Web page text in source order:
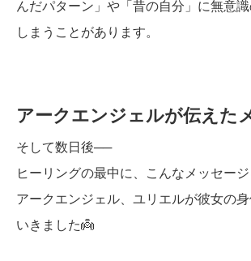
んだパターン」や「昔の自分」に無意
しまうことがあります。
アークエンジェルが伝えた
そして数日後──
ヒーリングの最中に、こんなメッセー
アークエンジェル、ユリエルが彼女の
いきました👼